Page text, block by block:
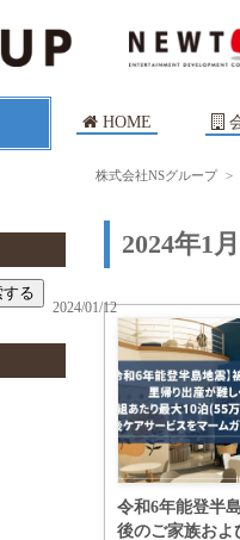
HOME
株式会社NSグループ >
る
2024年1
令和6年能登半
後のご家族およ
2024/01/12